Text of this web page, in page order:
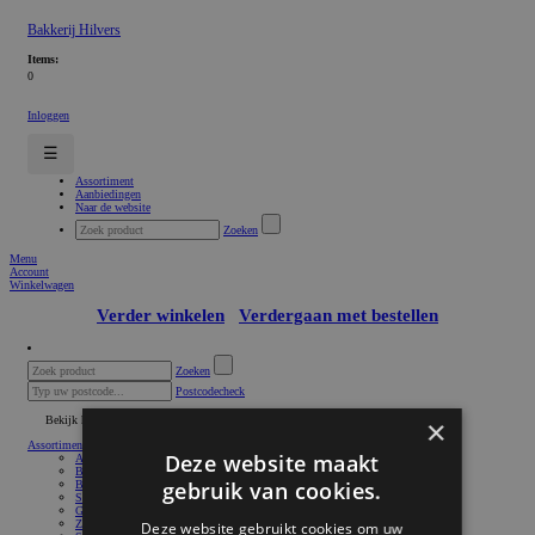
Bakkerij Hilvers
Items:
0
Inloggen
☰
Assortiment
Aanbiedingen
Naar de website
Zoeken
Menu
Account
Winkelwagen
Verder winkelen Verdergaan met bestellen
Zoeken
Postcodecheck
Bekijk hele assortiment
Assortiment
Aardbeien
Brood
Broodjes
Snacks
Gebak
Zoet en Cake
×
Deze website maakt
gebruik van cookies.
Deze website gebruikt cookies om uw